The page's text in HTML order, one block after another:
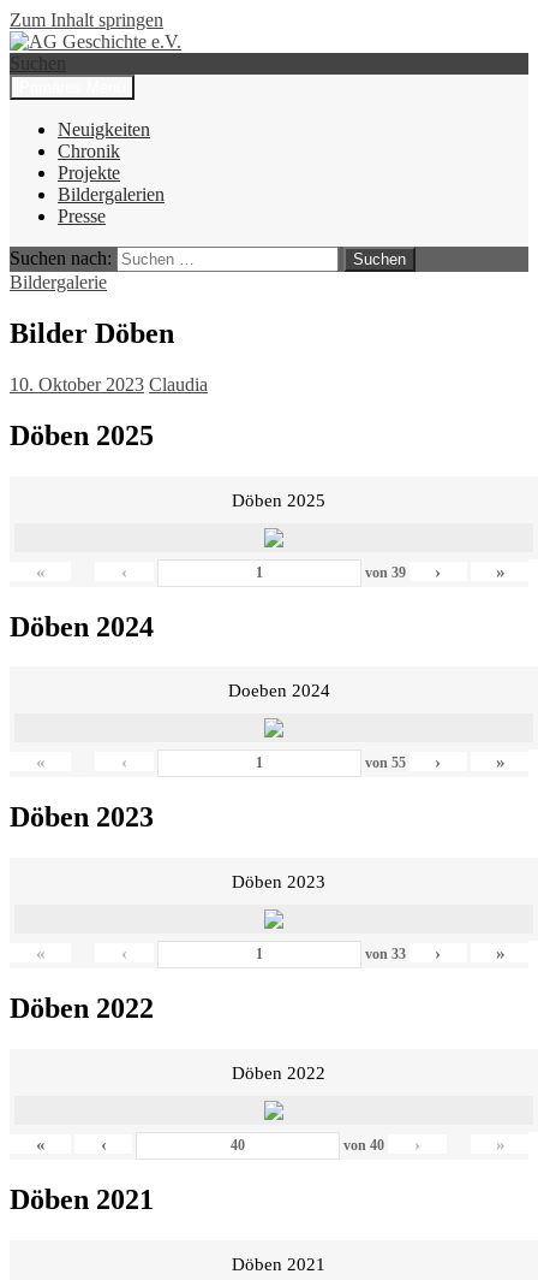
Zum Inhalt springen
AG Geschichte e.V.
Suchen
Neuigkeiten
Chronik
Projekte
Bildergalerien
Presse
Suchen nach:
Bildergalerie
Bilder Döben
10. Oktober 2023 Claudia
Döben 2025
Döben 2025
« ‹ von 39 › »
Döben 2024
Doeben 2024
« ‹ von 55 › »
Döben 2023
Döben 2023
« ‹ von 33 › »
Döben 2022
Döben 2022
« ‹ von40 › »
Döben 2021
Döben 2021